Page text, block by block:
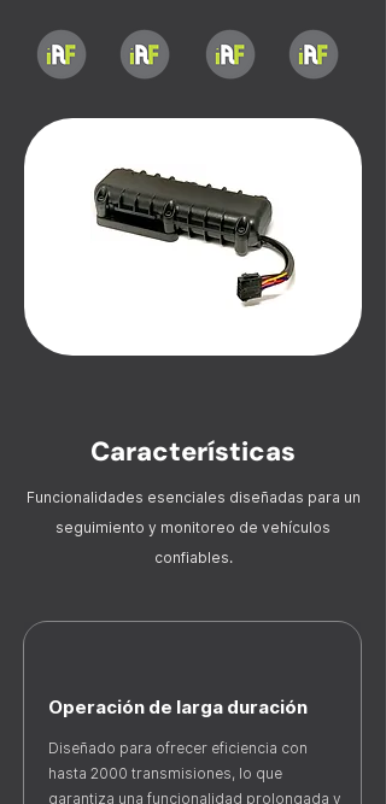
Características
Funcionalidades esenciales diseñadas para un
seguimiento y monitoreo de vehículos
confiables.
Operación de larga duración
Diseñado para ofrecer eficiencia con
hasta 2000 transmisiones, lo que
garantiza una funcionalidad prolongada y